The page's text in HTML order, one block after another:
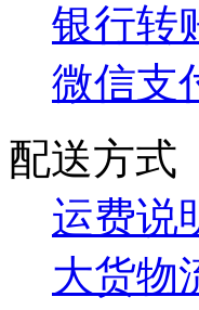
银行转
微信支
配送方式
运费说
大货物